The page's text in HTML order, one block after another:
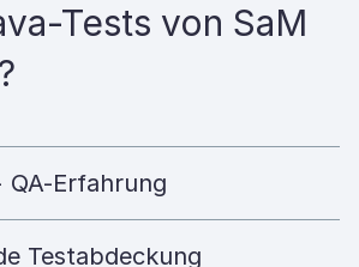
Tests von SaM
QA-Erfahrung
Testabdeckung